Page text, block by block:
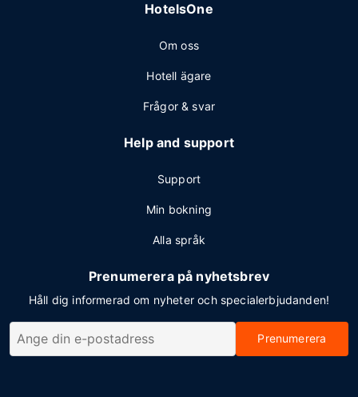
HotelsOne
Om oss
Hotell ägare
Frågor & svar
Help and support
Support
Min bokning
Alla språk
Prenumerera på nyhetsbrev
Håll dig informerad om nyheter och specialerbjudanden!
Prenumerera